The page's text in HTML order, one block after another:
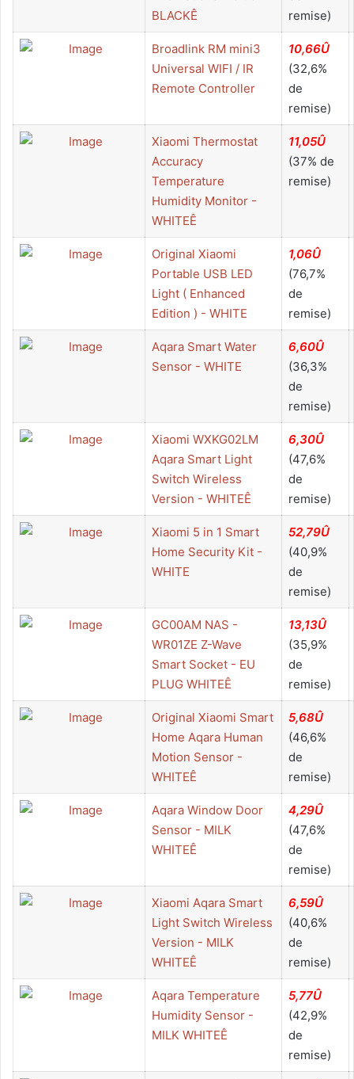
BLACKÊ
remise)
Broadlink RM mini3
Universal WIFI / IR
Remote Controller
10,66Û
(32,6%
de
remise)
Xiaomi Thermostat
Accuracy
Temperature
Humidity Monitor -
WHITEÊ
11,05Û
(37% de
remise)
Original Xiaomi
Portable USB LED
Light ( Enhanced
Edition ) - WHITE
1,06Û
(76,7%
de
remise)
Aqara Smart Water
Sensor - WHITE
6,60Û
(36,3%
de
remise)
Xiaomi WXKG02LM
Aqara Smart Light
Switch Wireless
Version - WHITEÊ
6,30Û
(47,6%
de
remise)
Xiaomi 5 in 1 Smart
Home Security Kit -
WHITE
52,79Û
(40,9%
de
remise)
GC00AM NAS -
WR01ZE Z-Wave
Smart Socket - EU
PLUG WHITEÊ
13,13Û
(35,9%
de
remise)
Original Xiaomi Smart
Home Aqara Human
Motion Sensor -
WHITEÊ
5,68Û
(46,6%
de
remise)
Aqara Window Door
Sensor - MILK
WHITEÊ
4,29Û
(47,6%
de
remise)
Xiaomi Aqara Smart
Light Switch Wireless
Version - MILK
WHITEÊ
6,59Û
(40,6%
de
remise)
Aqara Temperature
Humidity Sensor -
MILK WHITEÊ
5,77Û
(42,9%
de
remise)